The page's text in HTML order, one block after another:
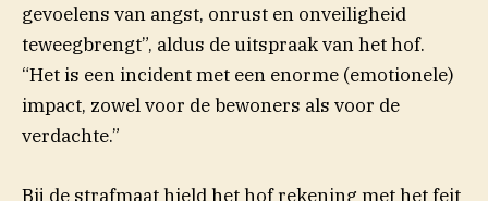
gevoelens van angst, onrust en onveiligheid
teweegbrengt”, aldus de uitspraak van het hof.
“Het is een incident met een enorme (emotionele)
impact, zowel voor de bewoners als voor de
verdachte.”
Bij de strafmaat hield het hof rekening met het feit